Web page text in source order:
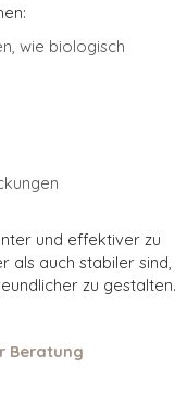
wie biologisch
und effektiver zu
als auch stabiler sind,
zu gestalten.
Beratung